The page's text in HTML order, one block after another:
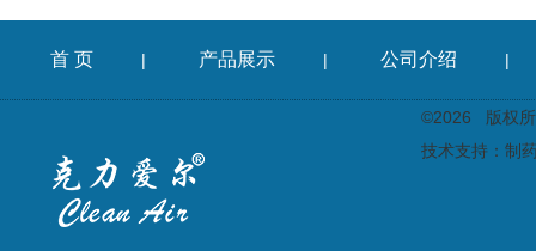
首 页 | 产品展示 | 公司介绍 |
©2026 版权所
技术支持： 制